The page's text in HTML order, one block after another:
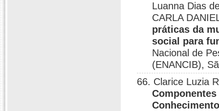
Luanna Dias
CARLA
práticas da
social para
Nacional de
(ENANCIB),
66. Clarice Luzia